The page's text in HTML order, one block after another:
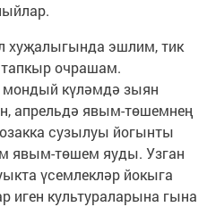
хуҗалыгында эшлим, тик
очрашам.
мондый күләмдә зыян
апрельдә явым-төшемнең
сузылуы йогынты
явым-төшем яуды. Узган
үсемлекләр йокыга
иген культураларына гына